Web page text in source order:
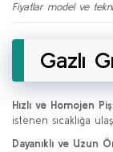
Fiyatlar model ve
Gazlı
Hızlı ve Homojen
istenen sıcaklığa
Dayanıklı ve Uzun